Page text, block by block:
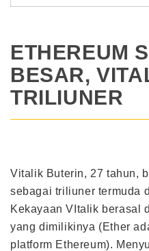
ETHEREUM
BESAR,
TRILIUNER
Vitalik Buterin, 27 tahun,
sebagai triliuner termuda
Kekayaan VItalik berasal
yang dimilikinya (Ether
platform Ethereum).